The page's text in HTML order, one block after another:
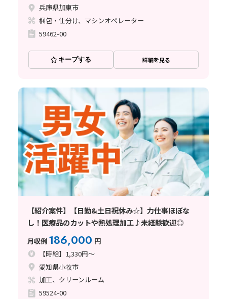
兵庫県加東市
梱包・仕分け、マシンオペレーター
59462-00
キープする 詳細を見る
【紹介案件】【日勤&土日祝休み☆】力仕事ほぼな
し！医療品のカットや熱処理加工♪未経験歓迎◎
月収例 186,000 円
【時給】1,330円～
愛知県小牧市
加工、クリーンルーム
59524-00